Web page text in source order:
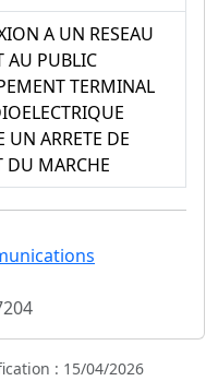
A UN RESEAU
AU PUBLIC
TERMINAL
UN ARRETE DE
DU MARCHE
: 15/04/2026